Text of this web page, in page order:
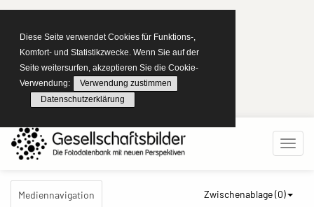
Diese Seite verwendet Cookies für Funktions-,
Komfort- und Statistikzwecke. Wenn Sie auf der
Seite weitersurfen, akzeptieren Sie die Cookie-
Verwendung:
Verwendung zustimmen
Datenschutzerklärung
Mediennavigation Zwischenablage (0)